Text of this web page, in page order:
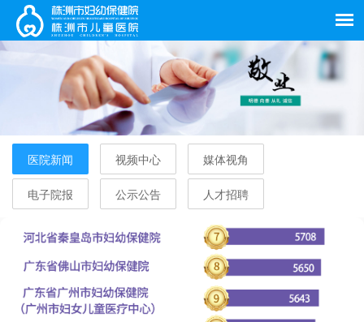
医院新闻 视频中心 媒体视角
电子院报 公示公告 人才招聘